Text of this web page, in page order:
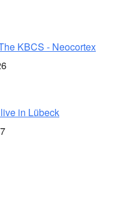
KBCS - Neocortex
in Lübeck